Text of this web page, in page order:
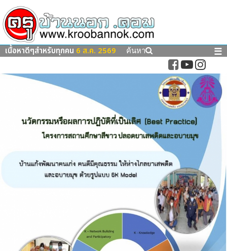
เนื้อหาดีๆสำหรับทุกคน 6 ส.ค. 2569 ค้นหา ☰